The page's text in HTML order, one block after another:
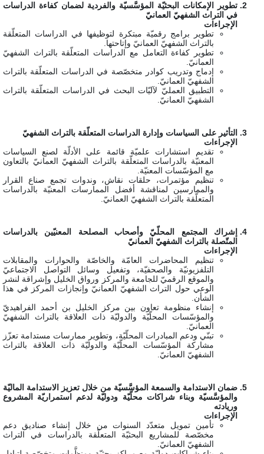
تطوير الإمكانات البحثيّة المؤسَّسيّة والفردية لضمان كفاءة الدراسات
في التراث الشفهيّ العمانيّ
الإجراءات
تطوير برامج رقميّة مبتكرة لتوظيفها في الدراسات المتعلّقة
بالتراث الشفهيّ العمانيّ وإتاحتها.
تطوير كفاءة التعامل مع الدراسات المتعلّقة بالتراث الشفهيّ
العمانيّ.
إدماج وتدريب كوادر متخصّصة في الدراسات المتعلّقة بالتراث
الشفهيّ العمانيّ.
التطبيق العمليّ لآليّات البحث في الدراسات المتعلّقة بالتراث
الشفهيّ العمانيّ.
التأثير على السياسات وإدارة الدراسات المتعلّقة بالتراث الشفهيّ
الإجراءات
تقديم استشارات علميّة قائمة على الأدلّة لصنع السياسات
المعنيّة بالدراسات المتعلّقة بالتراث الشفهيّ العمانيّ بالتعاون
مع المؤسّسات المعنيّة.
تنظيم مؤتمرات، حلقات نقاش، وندوات تجمع صناع القرار
والممارسين لمناقشة أفضل الممارسات المعنيّة بالدراسات
المتعلّقة بالتراث الشفهيّ العمانيّ.
إشراك المجتمع المحلّيّ وأصحاب المصلحة المعنيّين بالدراسات
المتّصلة بالتراث الشفهيّ العمانيّ
الإجراءات
تنظيم المحاضرات العامّة والخاصّة والحوارات والمقابلات
التلفزيونيّة والصحفيّة، وتفعيل وسائل التواصل الاجتماعيّ
والموقع الرقميّ للجامعة والمركز ورواق الخليل وإشراقة لنشر
الوعي حول التراث الشفهيّ العمانيّ وإنجازات المركز في هذا
الشأن.
إنشاء منظومة تعاون بين مركز الخليل بن أحمد الفراهيديّ
والمؤسّسات المحلّيّة والدوليّة ذات العلاقة بالتراث الشفهيّ
العمانيّ.
تبنّي ودعم المبادرات المحلّيّة، وتطوير ممارسات مستدامة تعزّز
مشاركة المؤسّسات المحلّيّة والدوليّة ذات العلاقة بالتراث
الشفهيّ العمانيّ.
ضمان الاستدامة والسمعة المؤسَّسيّة من خلال تعزيز الاستدامة الماليّة
والمؤسَّسيّة وبناء شراكات محلّيّة ودوليّة لدعم استمراريّة المشروع
وريادته
الإجراءات
تأمين تمويل متعدّد السنوات من خلال إنشاء صناديق دعم
مخصّصة للمشاريع البحثيّة المتعلّقة بالدراسات في التراث
الشفهيّ العمانيّ.